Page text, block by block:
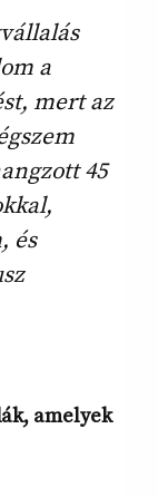
a
mert az
45
és
amelyek